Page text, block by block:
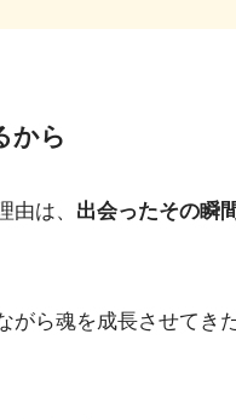
から
は、 出会ったその瞬
ら魂を成長させてき